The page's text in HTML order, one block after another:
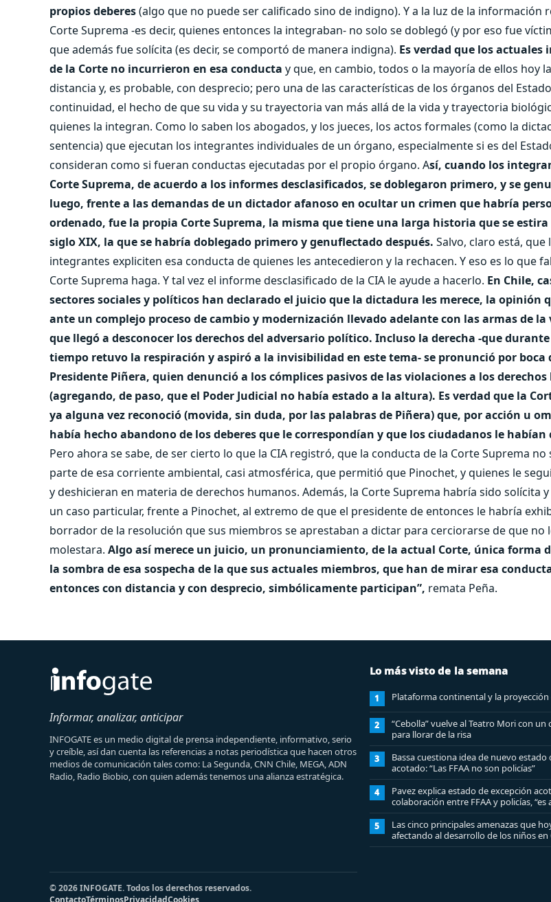
propios deberes(algo que no puede ser calificado sino de indigno). Y a la luz de la información
Corte Suprema -es decir, quienes entonces la integraban- no solo se doblegó (y por eso fue
que además fue solícita (es decir, se comportó de manera indigna). Es verdad que los actuales
de la Corte no incurrieron en esa conducta y que, en cambio, todos o la mayoría de ellos hoy
distancia y, es probable, con desprecio; pero una de las características de los órganos del
continuidad, el hecho de que su vida y su trayectoria van más allá de la vida y trayectoria
quienes la integran. Como lo saben los abogados, y los jueces, los actos formales (como la
sentencia) que ejecutan los integrantes individuales de un órgano, especialmente si es del
consideran como si fueran conductas ejecutadas por el propio órgano. Así, cuando los
Corte Suprema, de acuerdo a los informes desclasificados, se doblegaron primero, y se
luego, frente a las demandas de un dictador afanoso en ocultar un crimen que habría
ordenado, fue la propia Corte Suprema, la misma que tiene una larga historia que se
siglo XIX, la que se habría doblegado primero y genuflectado después. Salvo, claro está, que
integrantes expliciten esa conducta de quienes les antecedieron y la rechacen. Y eso es lo que
Corte Suprema haga. Y tal vez el informe desclasificado de la CIA le ayude a hacerlo. En Chile,
sectores sociales y políticos han declarado el juicio que la dictadura les merece, la opinión
ante un complejo proceso de cambio y modernización llevado adelante con las armas de la
que llegó a desconocer los derechos del adversario político. Incluso la derecha -que
tiempo retuvo la respiración y aspiró a la invisibilidad en este tema- se pronunció por boca
Presidente Piñera, quien denunció a los cómplices pasivos de las violaciones a los
(agregando, de paso, que el Poder Judicial no había estado a la altura). Es verdad que la
ya alguna vez reconoció (movida, sin duda, por las palabras de Piñera) que, por acción u
había hecho abandono de los deberes que le correspondían y que los ciudadanos le habían
Pero ahora se sabe, de ser cierto lo que la CIA registró, que la conducta de la Corte Suprema
parte de esa corriente ambiental, casi atmosférica, que permitió que Pinochet, y quienes le
y deshicieran en materia de derechos humanos. Además, la Corte Suprema habría sido solícita
un caso particular, frente a Pinochet, al extremo de que el presidente de entonces le habría
borrador de la resolución que sus miembros se aprestaban a dictar para cerciorarse de que no
molestara. Algo así merece un juicio, un pronunciamiento, de la actual Corte, única forma
la sombra de esa sospecha de la que sus actuales miembros, que han de mirar esa
entonces con distancia y con desprecio, simbólicamente participan”, remata Peña.
Informar, analizar, anticipar
INFOGATE es un medio digital de prensa independiente, informativo, serio
y creíble, así dan cuenta las referencias a notas periodística que hacen otros
medios de comunicación tales como: La Segunda, CNN Chile, MEGA, ADN
Radio, Radio Biobio, con quien además tenemos una alianza estratégica.
Lo más visto de la semana
1 Plataforma continental y la proyección
2
“Cebolla” vuelve al Teatro Mori con
para llorar de la risa
3
Bassa cuestiona idea de nuevo estado
acotado: “Las FFAA no son policías”
4
Pavez explica estado de excepción
colaboración entre FFAA y policías,
pertinente analizar”
5
Las cinco principales amenazas que
afectando al desarrollo de los niños en
© 2026 INFOGATE. Todos los derechos reservados.
ContactoTérminosPrivacidadCookies